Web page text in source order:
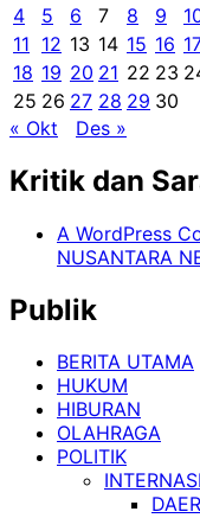
4
5 6 7 8 9
11 12 13 14 15 16
18 19 20 21 22 23
25 26 27 28 29 30
« Okt
Des »
Kritik dan
A WordPress
NUSANTARA
Publik
BERITA UTAMA
HUKUM
HIBURAN
OLAHRAGA
POLITIK